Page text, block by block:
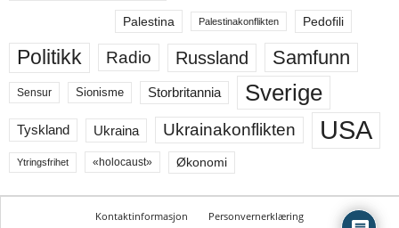
Palestina Palestinakonflikten Pedofili
Politikk Radio Russland Samfunn
Sensur Sionisme Storbritannia Sverige
Tyskland Ukraina Ukrainakonflikten USA
Ytringsfrihet «holocaust» Økonomi
Kontaktinformasjon Personvernerklæring